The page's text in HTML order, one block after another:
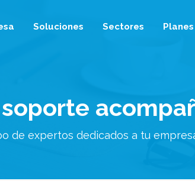
Soluciones Sectores Planes